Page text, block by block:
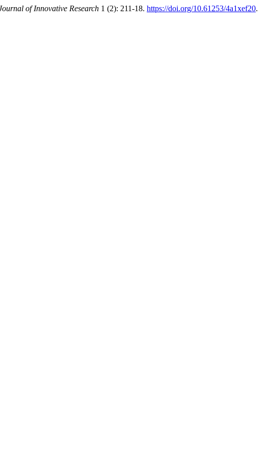
of Innovative Research 1 (2): 211-18. https://doi.org/10.61253/4a1xef20.